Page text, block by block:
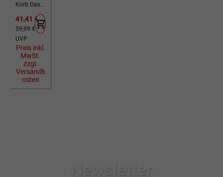
Korb Dax L
Deckel
grau
Verkaufspreis:
41,41 €
Regulärer Preis:
59,99 €
UVP
Preis inkl.
MwSt.
zzgl.
Versandk
osten